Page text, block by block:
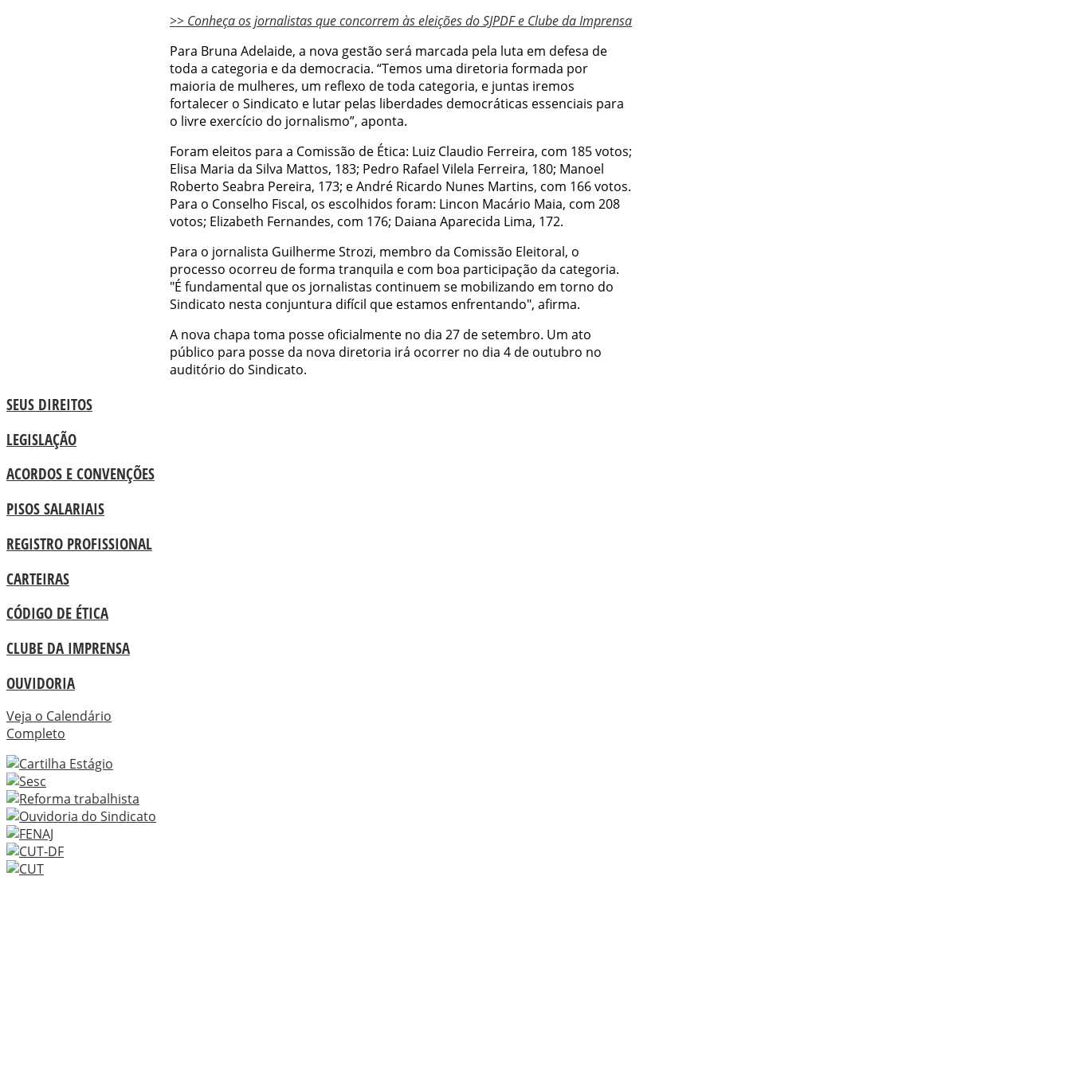
>> Conheça os jornalistas que concorrem às eleições do SJPDF e Clube da Imprensa
Para Bruna Adelaide, a nova gestão será marcada pela luta em defesa de
toda a categoria e da democracia. “Temos uma diretoria formada por
maioria de mulheres, um reflexo de toda categoria, e juntas iremos
fortalecer o Sindicato e lutar pelas liberdades democráticas essenciais para
o livre exercício do jornalismo”, aponta.
Foram eleitos para a Comissão de Ética: Luiz Claudio Ferreira, com 185 votos;
Elisa Maria da Silva Mattos, 183; Pedro Rafael Vilela Ferreira, 180; Manoel
Roberto Seabra Pereira, 173; e André Ricardo Nunes Martins, com 166 votos.
Para o Conselho Fiscal, os escolhidos foram: Lincon Macário Maia, com 208
votos; Elizabeth Fernandes, com 176; Daiana Aparecida Lima, 172.
Para o jornalista Guilherme Strozi, membro da Comissão Eleitoral, o
processo ocorreu de forma tranquila e com boa participação da categoria.
"É fundamental que os jornalistas continuem se mobilizando em torno do
Sindicato nesta conjuntura difícil que estamos enfrentando", afirma.
A nova chapa toma posse oficialmente no dia 27 de setembro. Um ato
público para posse da nova diretoria irá ocorrer no dia 4 de outubro no
auditório do Sindicato.
SEUS DIREITOS
LEGISLAÇÃO
ACORDOS E CONVENÇÕES
PISOS SALARIAIS
REGISTRO PROFISSIONAL
CARTEIRAS
CÓDIGO DE ÉTICA
CLUBE DA IMPRENSA
OUVIDORIA
Veja o Calendário
Completo